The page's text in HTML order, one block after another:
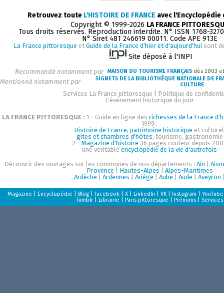
Retrouvez toute L'HISTOIRE DE FRANCE avec
Copyright © 1999-2026 LA FRANCE
Tous droits réservés. Reproduction interdite. N° ISSN 1768-
N° Siret 481 246619 00011. Code APE 913E
La France pittoresque et Guide de la France d'hier et d'aujourd'hui sont
Site déposé à l'INPI
Recommandé notamment par MAISON DU TOURISME FRANÇAIS dès 2003
Mentionné notamment par
SIGNETS DE LA BIBLIOTHÈQUE NATIONALE DE
CULTURE
Services La France pittoresque
Politique de
L'événement historique du jour
LA FRANCE PITTORESQUE : 1 - Guide en ligne des richesses de la France
1999 :
Histoire de France, patrimoine historique et
gîtes et chambres d'hôtes, tourisme, gastronomie
2 - Magazine d'histoire 36 pages couleur depuis
une véritableencyclopédie de la vie d'autrefois
Découvrir des ouvrages sur les communes de nos départements :Ain |
Provence
Hautes-Alpes
Alpes-Maritimes
Ardèche |Ardennes |Ariège |Aube |Aude |Aveyron
Magazine |Encyclopédie |Blog |Facebook |X |LinkedIn |VK |Instagram |YouTube
Tumblr |Librairie |Paris pittoresque |Prénoms Services